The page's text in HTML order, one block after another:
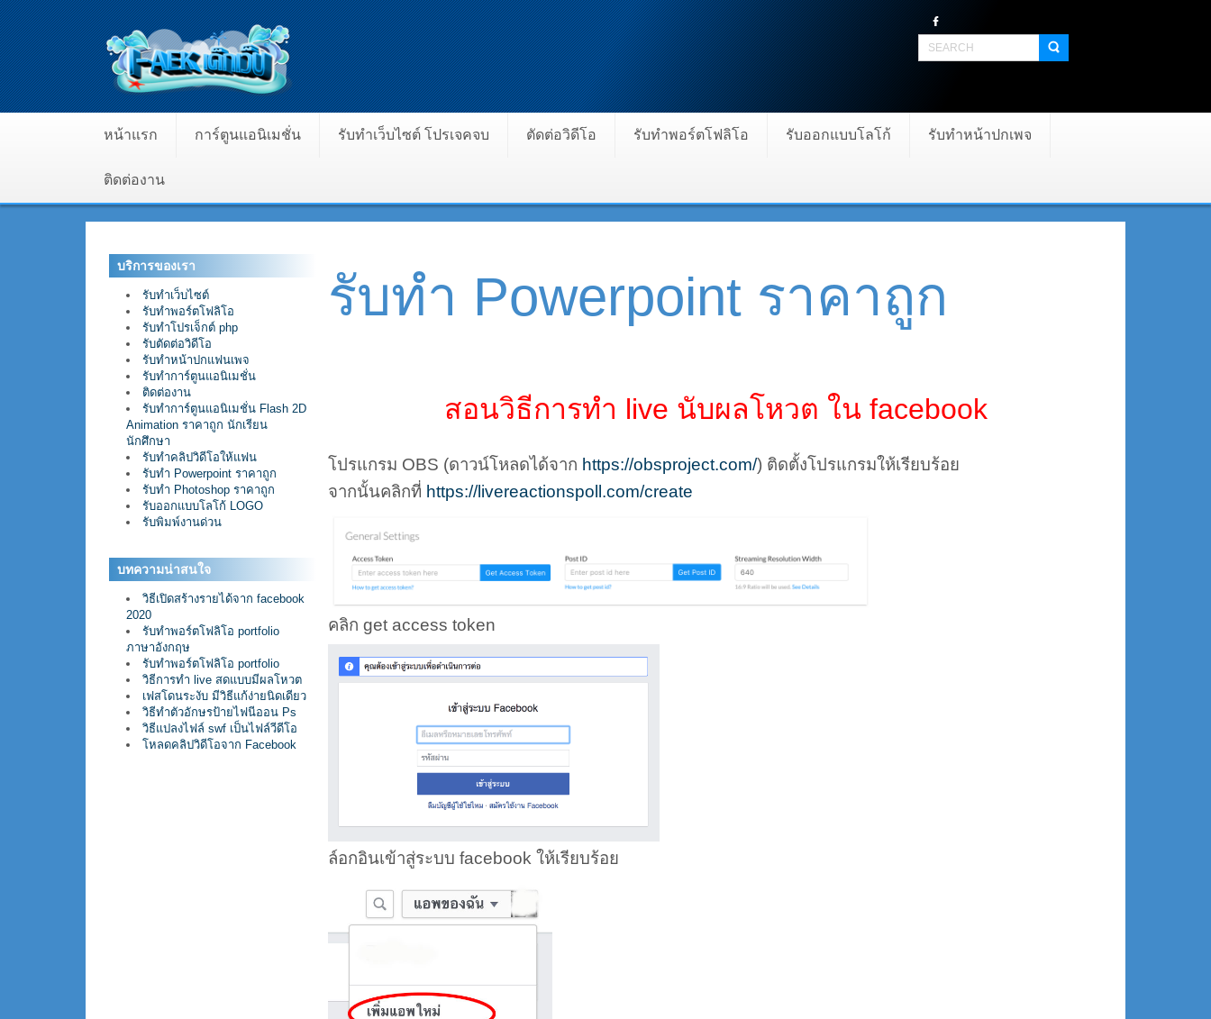
หน้าแรก การ์ตูนแอนิเมชั่น รับทำเว็บไซต์ โปรเจคจบ ตัดต่อวิดีโอ รับทำพอร์ตโฟลิโอ รับออกแบบโลโก้ รับทำหน้าปกเพจ
ติดต่องาน
บริการของเรา
รับทำเว็บไซต์
รับทำพอร์ตโฟลิโอ
รับทำโปรเจ็กต์ php
รับตัดต่อวิดีโอ
รับทำหน้าปกแฟนเพจ
รับทำการ์ตูนแอนิเมชั่น
ติดต่องาน
รับทำการ์ตูนแอนิเมชั่น Flash 2D
Animation ราคาถูก นักเรียน
นักศึกษา
รับทำคลิปวิดีโอให้แฟน
รับทำ Powerpoint ราคาถูก
รับทำ Photoshop ราคาถูก
รับออกแบบโลโก้ LOGO
รับพิมพ์งานด่วน
บทความน่าสนใจ
วิธีเปิดสร้างรายได้จาก facebook
2020
รับทำพอร์ตโฟลิโอ portfolio
ภาษาอังกฤษ
รับทำพอร์ตโฟลิโอ portfolio
วิธีการทำ live สดแบบมีผลโหวต
เฟสโดนระงับ มีวิธีแก้ง่ายนิดเดียว
วิธีทำตัวอักษรป้ายไฟนีออน Ps
วิธีแปลงไฟล์ swf เป็นไฟล์วีดีโอ
โหลดคลิปวิดีโอจาก Facebook
รับทำ Powerpoint ราคาถูก
สอนวิธีการทำ live นับผลโหวต ใน facebook
โปรแกรม OBS (ดาวน์โหลดได้จาก https://obsproject.com/) ติดตั้งโปรแกรมให้เรียบร้อย
จากนั้นคลิกที่ https://livereactionspoll.com/create
คลิก get access token
ล์อกอินเข้าสู่ระบบ facebook ให้เรียบร้อย